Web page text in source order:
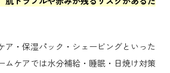
ア・保湿パック・シェービングといった
ムケアでは水分補給・睡眠・日焼け対策